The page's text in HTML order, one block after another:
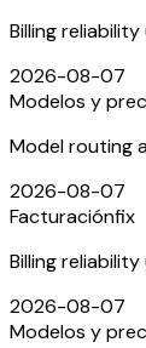
Billing
2026-08-07
Modelos y
Model routing
2026-08-07
Facturaciónfix
Billing
2026-08-07
Modelos y